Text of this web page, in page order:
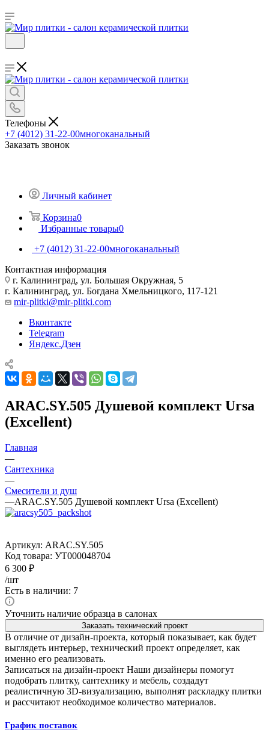
Телефоны
+7 (4012) 31-22-00многоканальный
Заказать звонок
Личный кабинет
Корзина0
Избранные товары0
+7 (4012) 31-22-00многоканальный
Контактная информация
г. Калининград, ул. Большая Окружная, 5
г. Калининград, ул. Богдана Хмельницкого, 117-121
mir-plitki@mir-plitki.com
Вконтакте
Telegram
Яндекс.Дзен
ARAC.SY.505 Душевой комплект Ursa
(Excellent)
Главная
—
Сантехника
—
Смесители и душ
—ARAC.SY.505 Душевой комплект Ursa (Excellent)
Артикул: ARAC.SY.505
Код товара: УТ000048704
6 300 ₽
/шт
Есть в наличии: 7
Уточнить наличие образца в салонах
Заказать технический проект
В отличие от дизайн-проекта, который показывает, как будет
выглядеть интерьер, технический проект определяет, как
именно его реализовать.
Записаться на дизайн-проект Наши дизайнеры помогут
подобрать плитку, сантехнику и мебель, создадут
реалистичную 3D-визуализацию, выполнят раскладку плитки
и рассчитают необходимое количество материалов.
График поставок